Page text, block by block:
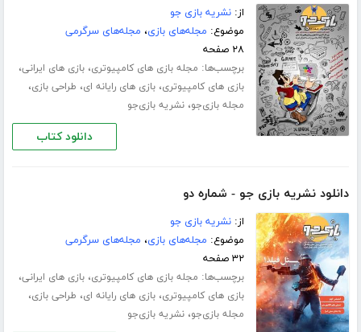
از:نشریه بازی جو
موضوع: مجله‌های بازی، مجله‌های سرگرمی
۲۸ صفحه
برچسب‌ها: مجله بازی های کامپیوتری،بازی های ایرانی،
بازی های کامپیوتری،بازی های رایانه ای، طراحی بازی،
مجله بازی‌جو،نشریه بازی‌جو
دانلود کتاب
دانلود نشریه بازی جو - شماره دو
از:نشریه بازی جو
موضوع: مجله‌های بازی، مجله‌های سرگرمی
۳۲ صفحه
برچسب‌ها: مجله بازی های کامپیوتری،بازی های ایرانی،
بازی های کامپیوتری،بازی های رایانه ای، طراحی بازی،
مجله بازی‌جو،نشریه بازی‌جو